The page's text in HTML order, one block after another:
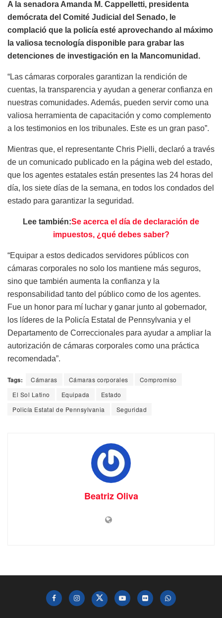
A la senadora Amanda M. Cappelletti, presidenta
demócrata del Comité Judicial del Senado, le
complació que la policía esté aprovechando al máximo
la valiosa tecnología disponible para grabar las
detenciones de investigación en la Mancomunidad.
“Las cámaras corporales garantizan la rendición de
cuentas, la transparencia y ayudan a generar confianza en
nuestras comunidades. Además, pueden servir como una
valiosa herramienta de capacitación y como complemento
a los testimonios en los tribunales. Este es un gran paso”.
Mientras que, el representante Chris Pielli, declaró a través
de un comunicado publicado en la página web del estado,
que los agentes estatales están presentes las 24 horas del
día, los siete días de la semana, en todos los condados del
estado para garantizar la seguridad.
Lee también:Se acerca el día de declaración de
impuestos, ¿qué debes saber?
“Equipar a estos dedicados servidores públicos con
cámaras corporales no solo los mantiene más seguros,
sino que también aumenta la confianza y la
responsabilidad tanto del público como de los agentes.
Fue un honor para mí luchar y ganar junto al gobernador,
los líderes de la Policía Estatal de Pennsylvania y el
Departamento de Correccionales para ayudar a ampliar la
autorización de cámaras corporales como una práctica
recomendada”.
Tags: Cámaras Cámaras corporales
Compromiso
El Sol Latino
Equipada
Estado
Policía Estatal de Pennsylvania
Seguridad
Beatriz Oliva